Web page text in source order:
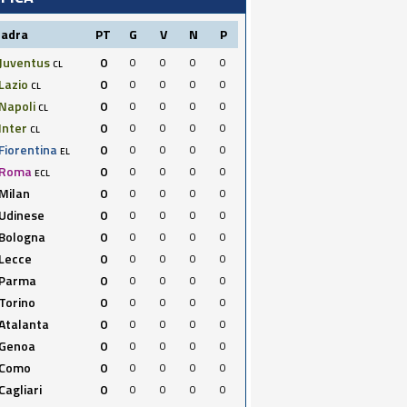
PT G V N P
Juventus CL 0 0 0 0
0
Lazio CL 0 0 0 0
0
Napoli CL 0 0 0 0
0
Inter CL 0 0 0 0
0
Fiorentina EL 0 0 0 0
0
Roma ECL 0 0 0 0
0
Milan 0 0 0 0
0
Udinese 0 0 0 0
0
Bologna 0 0 0 0
0
Lecce 0 0 0 0
0
Parma 0 0 0 0
0
Torino 0 0 0 0
0
0 0 0 0
0
Genoa 0 0 0 0
0
Como 0 0 0 0
0
Cagliari 0 0 0 0
0